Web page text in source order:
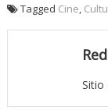
Tagged Cine,
Sitio